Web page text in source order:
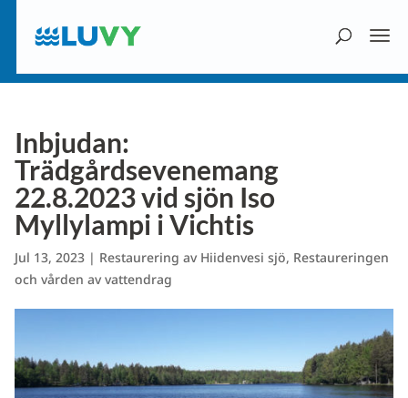
Inbjudan:
Trädgårdsevenemang
22.8.2023 vid sjön Iso
Myllylampi i Vichtis
Jul 13, 2023| Restaurering av Hiidenvesi sjö, Restaureringen
och vården av vattendrag